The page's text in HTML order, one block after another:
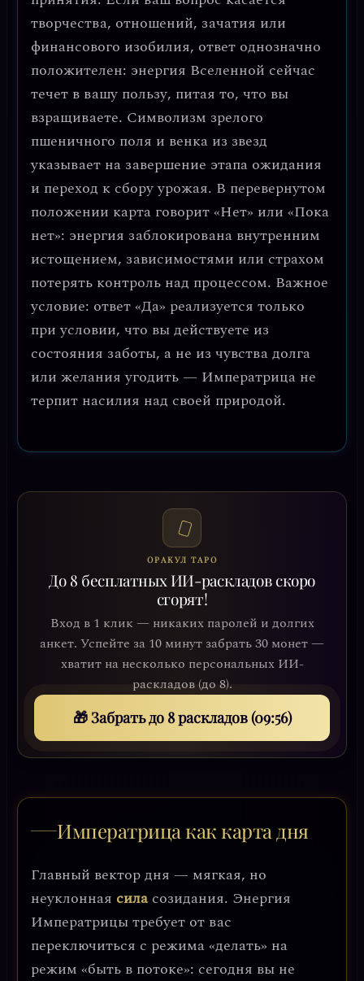
творчества, отношений, зачатия или
финансового изобилия, ответ однозначно
положителен: энергия Вселенной сейчас
течет в вашу пользу, питая то, что вы
взращиваете. Символизм зрелого
пшеничного поля и венка из звезд
указывает на завершение этапа ожидания
и переход к сбору урожая. В перевернутом
положении карта говорит «Нет» или «Пока
нет»: энергия заблокирована внутренним
истощением, зависимостями или страхом
потерять контроль над процессом. Важное
условие: ответ «Да» реализуется только
при условии, что вы действуете из
состояния заботы, а не из чувства долга
или желания угодить — Императрица не
терпит насилия над своей природой.
ОРАКУЛ ТАРО
До 8 бесплатных ИИ-раскладов скоро
сгорят!
Вход в 1 клик — никаких паролей и долгих
анкет. Успейте за 10 минут забрать 30 монет —
хватит на несколько персональных ИИ-
раскладов (до 8).
🎁 Забрать до 8 раскладов (09:54)
Императрица как карта дня
Главный вектор дня — мягкая, но
неуклонная силасозидания. Энергия
Императрицы требует от вас
переключиться с режима «делать» на
режим «быть в потоке»: сегодня вы не